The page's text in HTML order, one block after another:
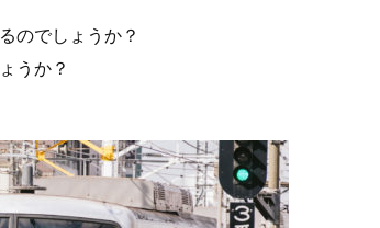
のでしょうか？
うか？